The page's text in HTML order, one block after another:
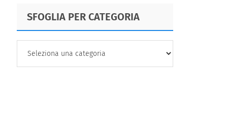
SFOGLIA PER CATEGORIA
PER
CATEGORIA